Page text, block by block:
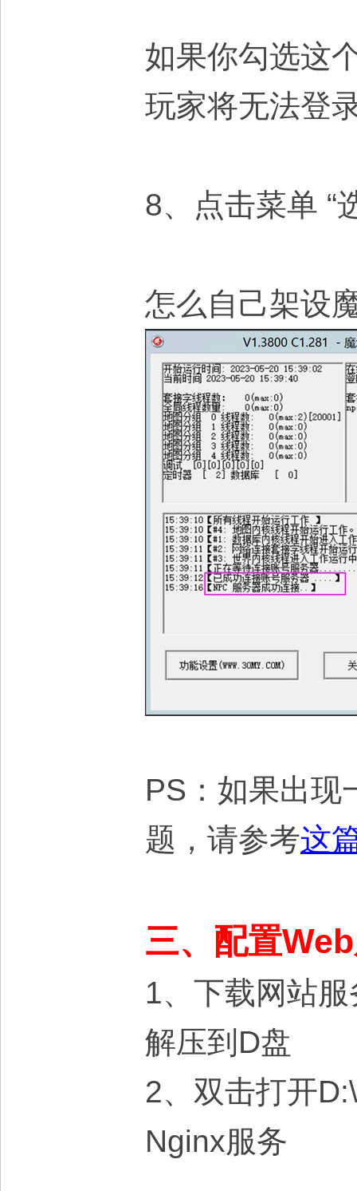
如果你勾选这
玩家将无法登
8、点击菜单
怎么自己架设
PS：如果出现
题，请参考这
三、配置
1、下载网站
解压到D盘
2、双击打开
Nginx服务